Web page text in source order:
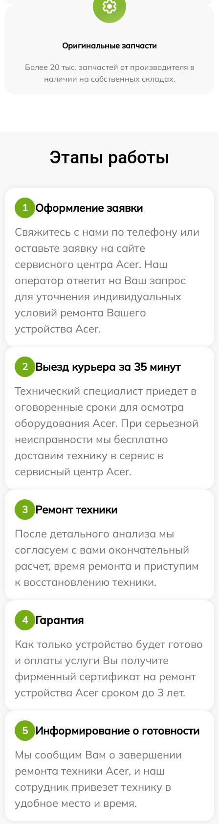
Оригинальные запчасти
Более 20 тыс. запчастей от производителя в
наличии на собственных складах.
Этапы работы
1
Оформление заявки
Свяжитесь с нами по телефону или
оставьте заявку на сайте
сервисного центра Acer. Наш
оператор ответит на Ваш запрос
для уточнения индивидуальных
условий ремонта Вашего
устройства Acer.
2
Выезд курьера за 35 минут
Технический специалист приедет в
оговоренные сроки для осмотра
оборудования Acer. При серьезной
неисправности мы бесплатно
доставим технику в сервис в
сервисный центр Acer.
3
Ремонт техники
После детального анализа мы
согласуем с вами окончательный
расчет, время ремонта и приступим
к восстановлению техники.
4
Гарантия
Как только устройство будет готово
и оплаты услуги Вы получите
фирменный сертификат на ремонт
устройства Acer сроком до 3 лет.
5
Информирование о готовности
Мы сообщим Вам о завершении
ремонта техники Acer, и наш
сотрудник привезет технику в
удобное место и время.